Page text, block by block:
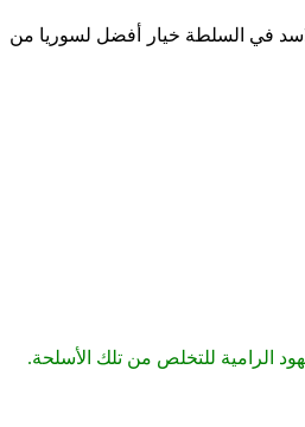
في السلطة خيار أفضل لسوريا من
الرامية للتخلص من تلك الأسلحة.